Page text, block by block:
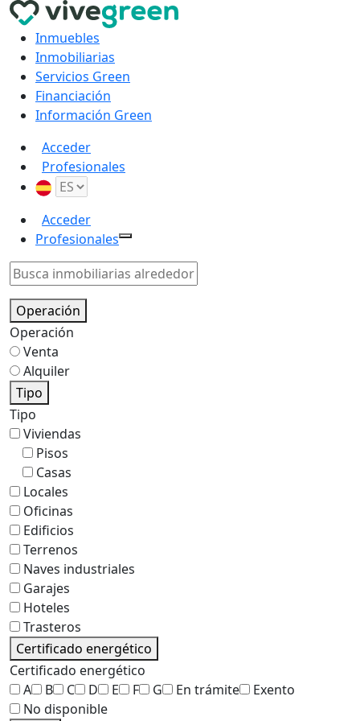
Inmuebles
Inmobiliarias
Servicios Green
Financiación
Información Green
Acceder
Profesionales
Acceder
Profesionales
Operación
Operación
Venta
Alquiler
Tipo
Tipo
Viviendas
Pisos
Casas
Locales
Oficinas
Edificios
Terrenos
Naves industriales
Garajes
Hoteles
Trasteros
Certificado energético
Certificado energético
A
B C D E F G En trámite
Exento
No disponible